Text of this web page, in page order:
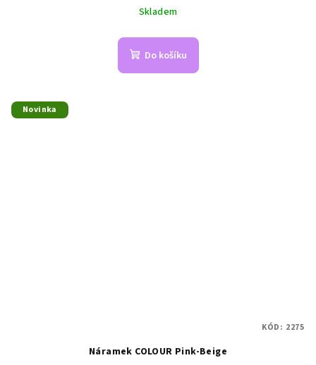
Skladem
Do košíku
Novinka
Náramek COLOUR Pink-Beige
KÓD: 2275